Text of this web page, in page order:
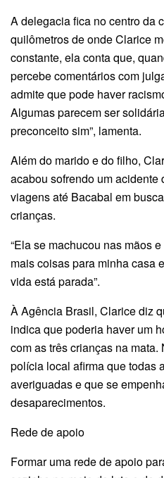
A delegacia fica no centro da
quilômetros de onde Clarice
constante, ela conta que,
percebe comentários com
admite que pode haver
Algumas parecem ser
preconceito sim”, lamenta.
Além do marido e do filho,
acabou sofrendo um acidente
viagens até Bacabal em
crianças.
“Ela se machucou nas mãos
mais coisas para minha casa
vida está parada”.
À Agência Brasil, Clarice diz
indica que poderia haver um
com as três crianças na
polícia local afirma que todas
averiguadas e que se
desaparecimentos.
Rede de apoio
Formar uma rede de apoio